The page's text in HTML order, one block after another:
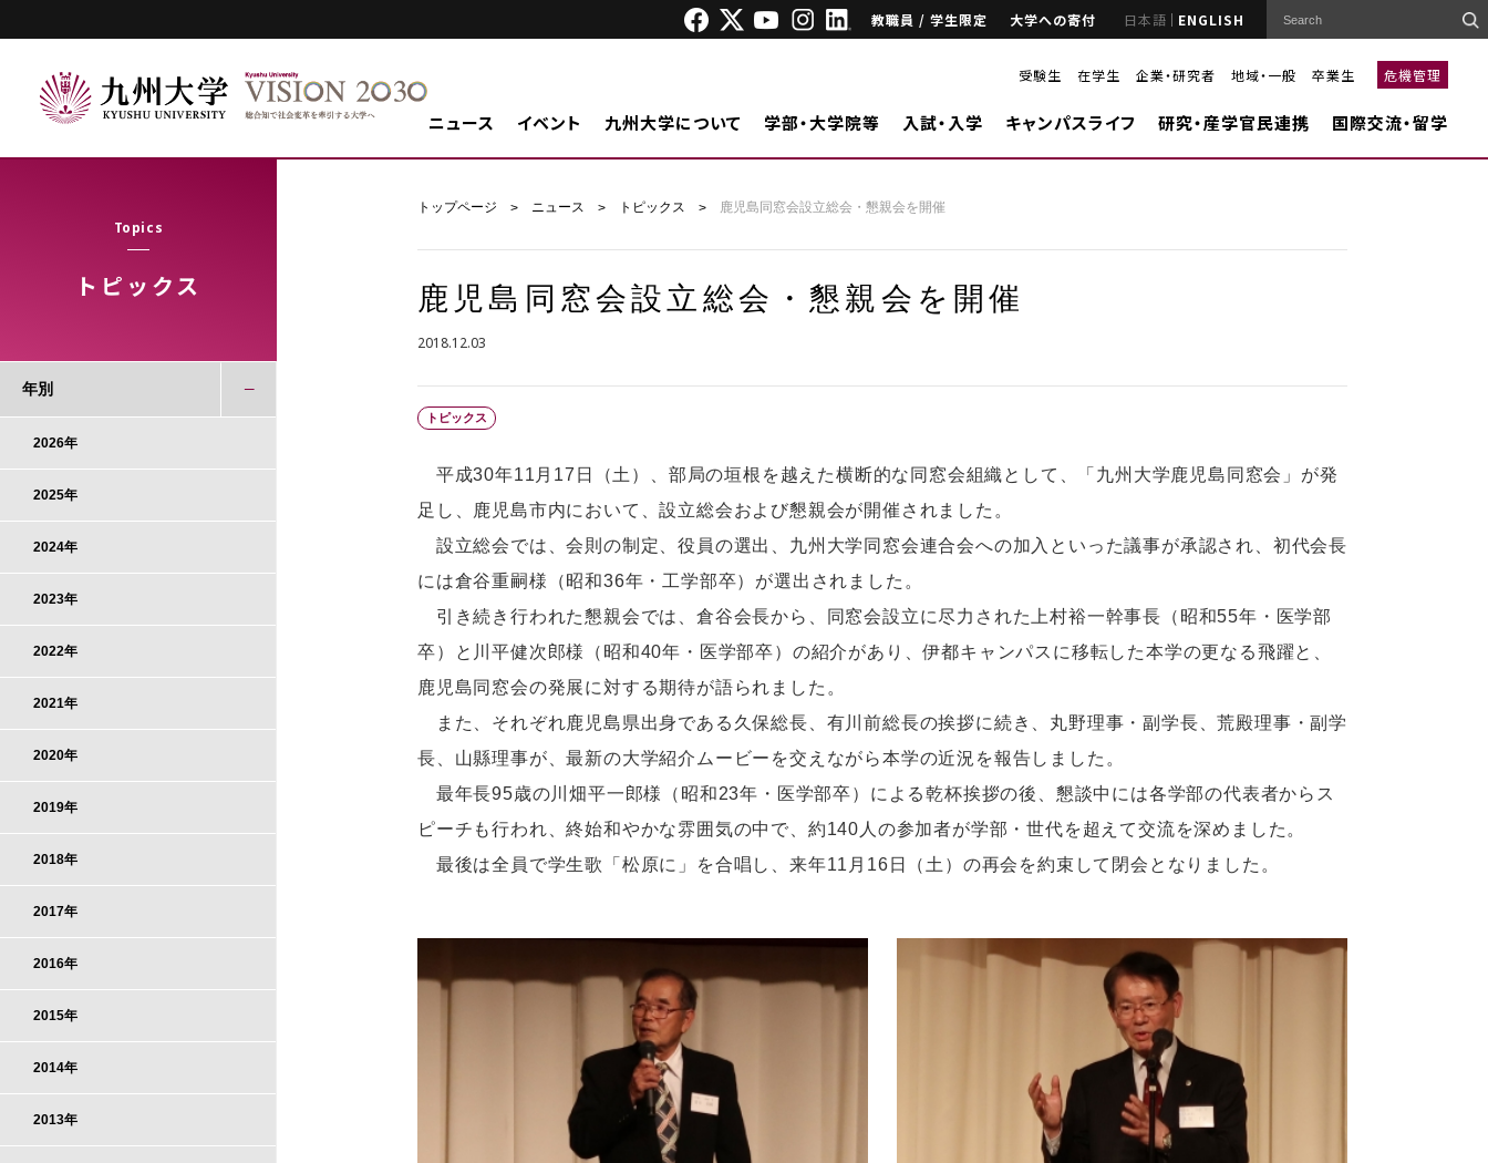
教職員 / 学生限定 大学への寄付 日本語 ENGLISH
受験生 在学生 企業・研究者 地域・一般 卒業生 危機管理
ニュース イベント 九州大学について 学部・大学院等 入試・入学 キャンパスライフ 研究・産学官民連携 国際交流・留学
Topics
トピックス
トップページ ニュース トピックス 鹿児島同窓会設立総会・懇親会を開催
鹿児島同窓会設立総会・懇親会を開催
2018.12.03
トピックス
平成30年11月17日（土）、部局の垣根を越えた横断的な同窓会組織として、「九州大学鹿児島同窓会」が発
足し、鹿児島市内において、設立総会および懇親会が開催されました。
設立総会では、会則の制定、役員の選出、九州大学同窓会連合会への加入といった議事が承認され、初代会長
には倉谷重嗣様（昭和36年・工学部卒）が選出されました。
引き続き行われた懇親会では、倉谷会長から、同窓会設立に尽力された上村裕一幹事長（昭和55年・医学部
卒）と川平健次郎様（昭和40年・医学部卒）の紹介があり、伊都キャンパスに移転した本学の更なる飛躍と、
鹿児島同窓会の発展に対する期待が語られました。
また、それぞれ鹿児島県出身である久保総長、有川前総長の挨拶に続き、丸野理事・副学長、荒殿理事・副学
長、山縣理事が、最新の大学紹介ムービーを交えながら本学の近況を報告しました。
最年長95歳の川畑平一郎様（昭和23年・医学部卒）による乾杯挨拶の後、懇談中には各学部の代表者からス
ピーチも行われ、終始和やかな雰囲気の中で、約140人の参加者が学部・世代を超えて交流を深めました。
最後は全員で学生歌「松原に」を合唱し、来年11月16日（土）の再会を約束して閉会となりました。
年別
2026年
2025年
2024年
2023年
2022年
2021年
2020年
2019年
2018年
2017年
2016年
2015年
2014年
2013年